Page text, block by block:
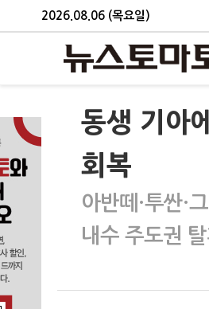
2026.08.06 (목요일)
동생 기아
회복
아반떼·투싼·
내수 주도권 탈